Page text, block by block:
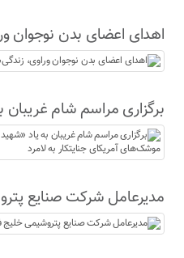
اهدای اعضای بدن نوجوان
نیازمند شد
برگزاری مراسم شام
نژاد» در محل اصابت
جنایتکار به لامرد
مدیرعامل شرکت صنایع
شد